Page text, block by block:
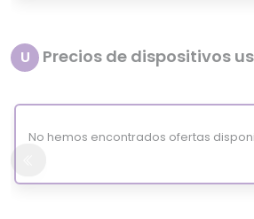
U Precios de dispositivos
No hemos encontrados ofertas